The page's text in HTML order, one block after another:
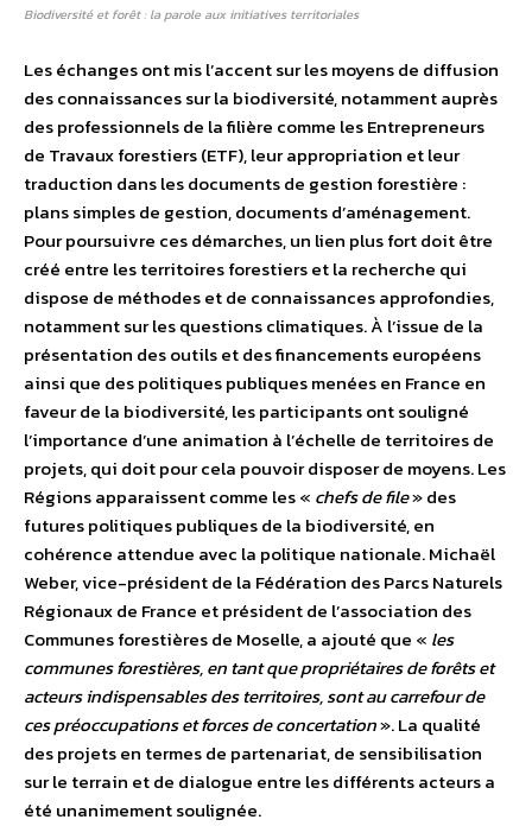
Biodiversité et forêt : la parole aux initiatives territoriales
Les échanges ont mis l’accent sur les moyens de diffusion
des connaissances sur la biodiversité, notamment auprès
des professionnels de la filière comme les Entrepreneurs
de Travaux forestiers (ETF), leur appropriation et leur
traduction dans les documents de gestion forestière :
plans simples de gestion, documents d’aménagement.
Pour poursuivre ces démarches, un lien plus fort doit être
créé entre les territoires forestiers et la recherche qui
dispose de méthodes et de connaissances approfondies,
notamment sur les questions climatiques. À l’issue de la
présentation des outils et des financements européens
ainsi que des politiques publiques menées en France en
faveur de la biodiversité, les participants ont souligné
l’importance d’une animation à l’échelle de territoires de
projets, qui doit pour cela pouvoir disposer de moyens. Les
Régions apparaissent comme les « chefs de file» des
futures politiques publiques de la biodiversité, en
cohérence attendue avec la politique nationale. Michaël
Weber, vice-président de la Fédération des Parcs Naturels
Régionaux de France et président de l’association des
Communes forestières de Moselle, a ajouté que « les
communes forestières, en tant que propriétaires de forêts et
acteurs indispensables des territoires, sont au carrefour de
ces préoccupations et forces de concertation». La qualité
des projets en termes de partenariat, de sensibilisation
sur le terrain et de dialogue entre les différents acteurs a
été unanimement soulignée.